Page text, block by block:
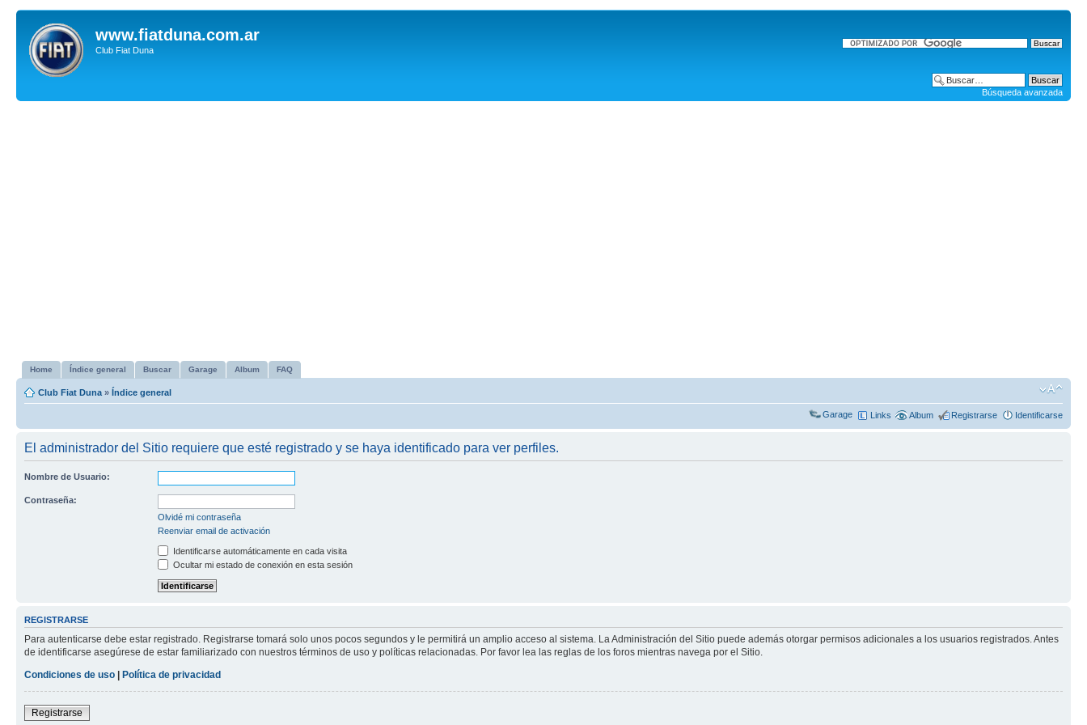
www.fiatduna.com.ar
Club Fiat Duna
Búsqueda avanzada
Home Índice general Buscar Garage Album FAQ
Club Fiat Duna » Índice general
Garage Links Album Registrarse Identificarse
El administrador del Sitio requiere que esté registrado y se haya identificado para ver perfiles.
Nombre de Usuario:
Contraseña:
Olvidé mi contraseña
Reenviar email de activación
Identificarse automáticamente en cada visita
Ocultar mi estado de conexión en esta sesión
REGISTRARSE
Para autenticarse debe estar registrado. Registrarse tomará solo unos pocos segundos y le permitirá un amplio acceso al sistema. La Administración del Sitio puede además otorgar permisos adicionales a los usuarios registrados. Antes
de identificarse asegúrese de estar familiarizado con nuestros términos de uso y políticas relacionadas. Por favor lea las reglas de los foros mientras navega por el Sitio.
Condiciones de uso | Política de privacidad
Registrarse